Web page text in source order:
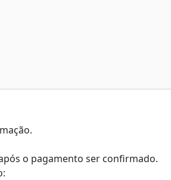
o pagamento ser confirmado.